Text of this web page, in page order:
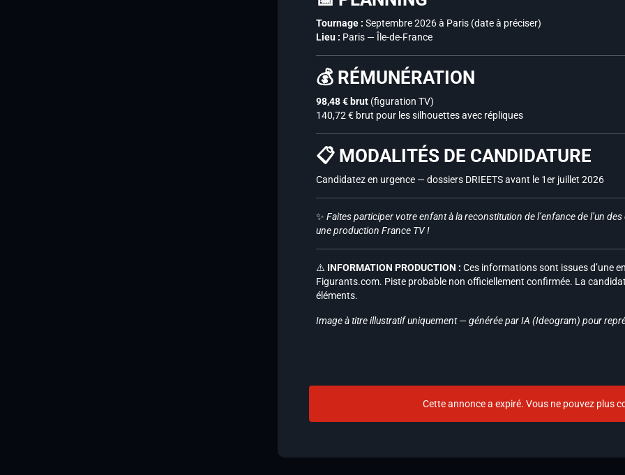
Tournage : Septembre 2026 à Paris (date à préciser)
Lieu : Paris — Île-de-France
💰 RÉMUNÉRATION
98,48 € brut (figuration TV)
140,72 € brut pour les silhouettes avec répliques
📋 MODALITÉS DE CANDIDATURE
Candidatez en urgence — dossiers DRIEETS avant le 1er juillet 2026
✨ Faites participer votre enfant à la reconstitution de l’enfance de l’un
une production France TV !
⚠️ INFORMATION PRODUCTION : Ces informations sont issues d’une
Figurants.com. Piste probable non officiellement confirmée. La
éléments.
Image à titre illustratif uniquement — générée par IA (Ideogram) pour
Cette annonce a expiré. Vous ne pouvez plus